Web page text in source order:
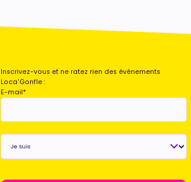
Inscrivez-vous et ne ratez rien des événements
Loca'Gonfle :
E-mail*
Je
suis*